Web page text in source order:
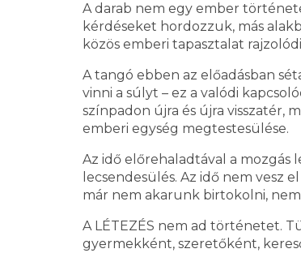
A darab nem egy ember
kérdéseket hordozzuk, más
közös emberi tapasztalat
A tangó ebben az előadásban
vinni a súlyt – ez a valódi
színpadon újra és újra visszatér,
emberi egység megtestesülése.
Az idő előrehaladtával a mozgás
lecsendesülés. Az idő nem vesz
már nem akarunk birtokolni,
A LÉTEZÉS nem ad történetet.
gyermekként, szeretőként,